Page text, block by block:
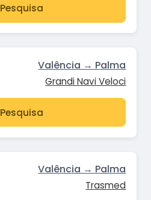
Pesquisa
Valência → Palma
Grandi Navi Veloci
Pesquisa
Valência → Palma
Trasmed